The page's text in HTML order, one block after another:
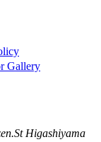
Gallery
Higashiyama